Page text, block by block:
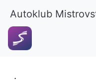
Autoklub
.